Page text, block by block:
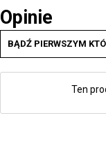
Opinie
BĄDŹ PIERWSZYM
Ten